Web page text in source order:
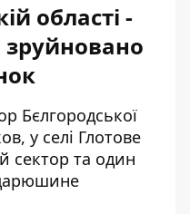
області -
Бєлгородської
у селі Глотове
сектор та один